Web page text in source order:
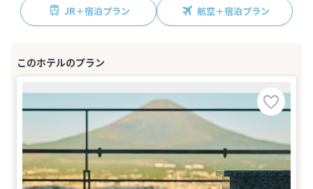
JR＋宿泊プラン 航空＋宿泊プラン